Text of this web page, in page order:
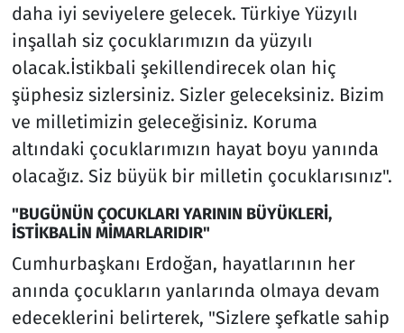
daha iyi seviyelere gelecek. Türkiye Yüzyılı
inşallah siz çocuklarımızın da yüzyılı
olacak.İstikbali şekillendirecek olan hiç
şüphesiz sizlersiniz. Sizler geleceksiniz. Bizim
ve milletimizin geleceğisiniz. Koruma
altındaki çocuklarımızın hayat boyu yanında
olacağız. Siz büyük bir milletin çocuklarısınız".
"BUGÜNÜN ÇOCUKLARI YARININ BÜYÜKLERİ,
İSTİKBALİN MİMARLARIDIR"
Cumhurbaşkanı Erdoğan, hayatlarının her
anında çocukların yanlarında olmaya devam
edeceklerini belirterek, "Sizlere şefkatle sahip